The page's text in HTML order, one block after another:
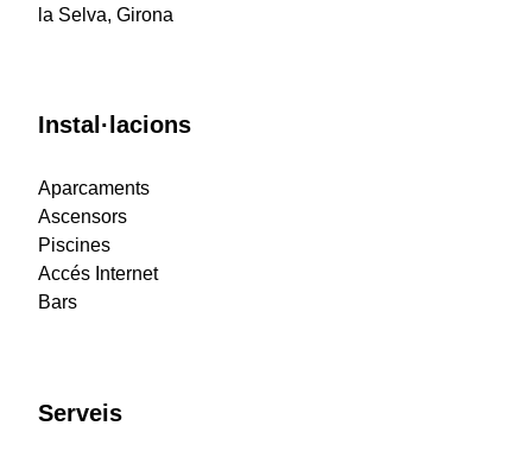
la Selva, Girona
Instal·lacions
Aparcaments
Ascensors
Piscines
Accés Internet
Bars
Serveis